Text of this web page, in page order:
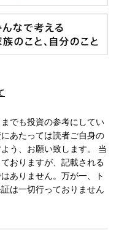
でも投資の参考にしてい
あたっては読者ご自身の
う、お願い致します。 当
おりますが、記載される
ありません。万が一、ト
は一切行っておりません